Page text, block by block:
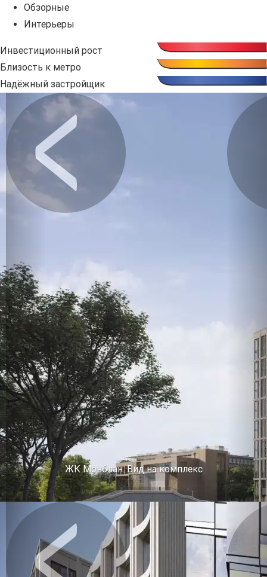
Обзорные
Интерьеры
Инвестиционный рост
Близость к метро
Надёжный застройщик
ЖК Монблан. Вид на комплекс